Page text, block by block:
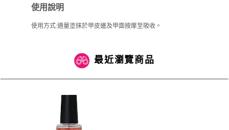
使用說明
使用方式:適量塗抹於甲皮邊及甲面按摩至吸收。
最近瀏覽商品